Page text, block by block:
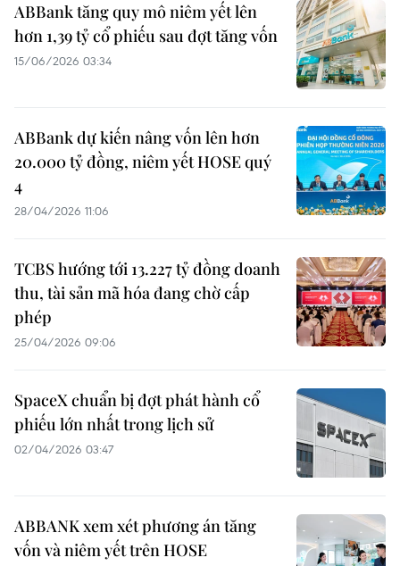
ABBank tăng quy mô niêm yết lên
hơn 1,39 tỷ cổ phiếu sau đợt tăng vốn
15/06/2026 03:34
ABBank dự kiến nâng vốn lên hơn
20.000 tỷ đồng, niêm yết HOSE quý
4
28/04/2026 11:06
TCBS hướng tới 13.227 tỷ đồng doanh
thu, tài sản mã hóa đang chờ cấp
phép
25/04/2026 09:06
SpaceX chuẩn bị đợt phát hành cổ
phiếu lớn nhất trong lịch sử
02/04/2026 03:47
ABBANK xem xét phương án tăng
vốn và niêm yết trên HOSE